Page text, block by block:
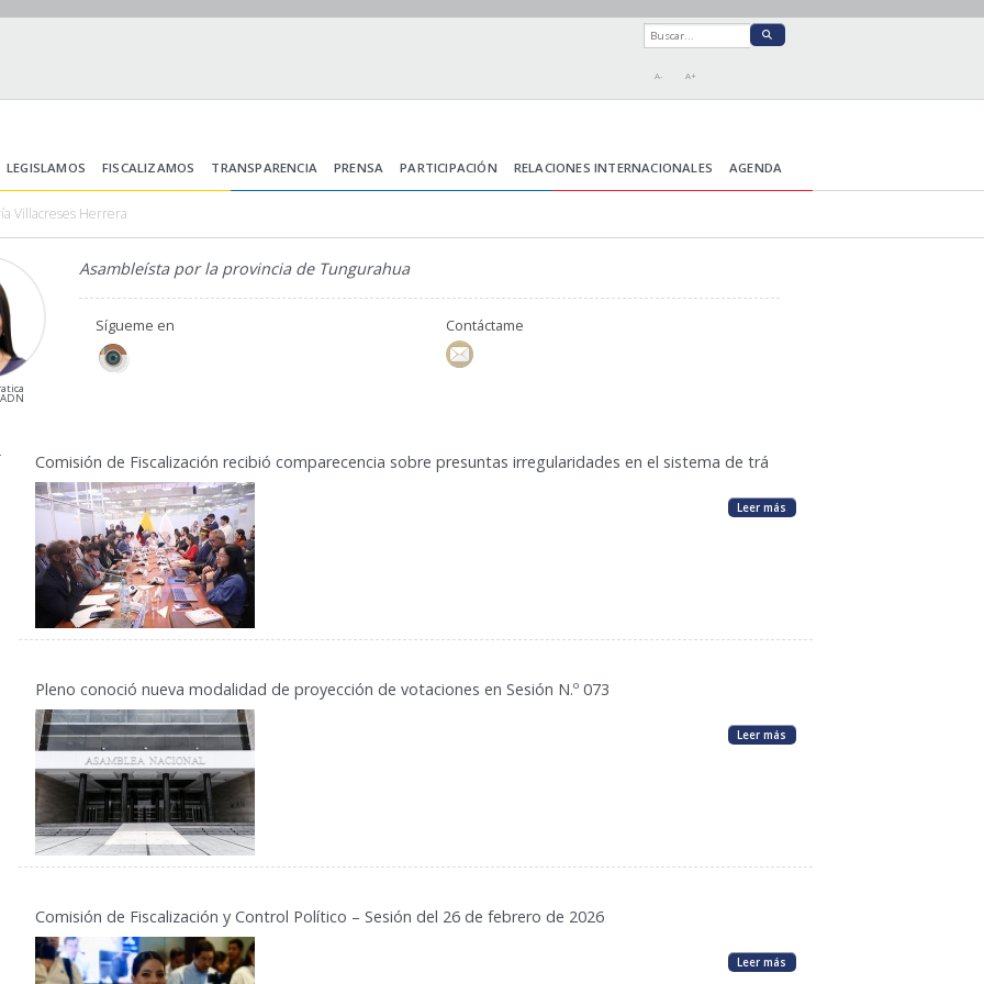
A- A+
LEGISLAMOS FISCALIZAMOS TRANSPARENCIA PRENSA PARTICIPACIÓN RELACIONES INTERNACIONALES AGENDA
Villacreses Herrera
Asambleísta por la provincia de Tungurahua
Sígueme en Contáctame
Comisión de Fiscalización recibió comparecencia sobre presuntas irregularidades en el sistema de trá
Leer más
Pleno conoció nueva modalidad de proyección de votaciones en Sesión N.º 073
Leer más
Comisión de Fiscalización y Control Político – Sesión del 26 de febrero de 2026
Leer más